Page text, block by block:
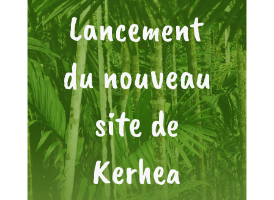
Lancement
du nouveau
site de
Kerhea